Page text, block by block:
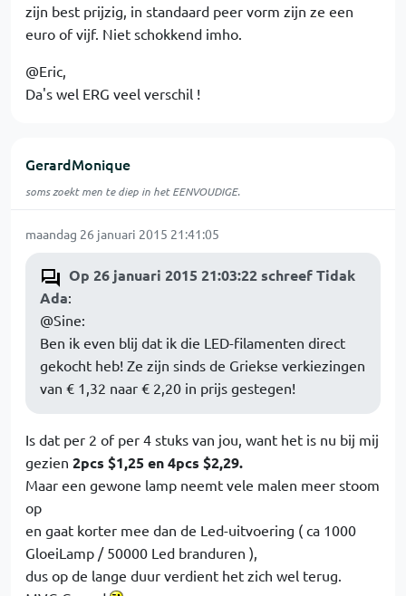
zijn best prijzig, in standaard peer vorm zijn ze een
euro of vijf. Niet schokkend imho.
@Eric,
Da's wel ERG veel verschil !
GerardMonique
soms zoekt men te diep in het EENVOUDIGE.
maandag 26 januari 2015 21:41:05
Op 26 januari 2015 21:03:22 schreef Tidak
Ada:
@Sine:
Ben ik even blij dat ik die LED-filamenten direct
gekocht heb! Ze zijn sinds de Griekse verkiezingen
van € 1,32 naar € 2,20 in prijs gestegen!
Is dat per 2 of per 4 stuks van jou, want het is nu bij mij
gezien 2pcs $1,25 en 4pcs $2,29.
Maar een gewone lamp neemt vele malen meer stoom
op
en gaat korter mee dan de Led-uitvoering ( ca 1000
GloeiLamp / 50000 Led branduren ),
dus op de lange duur verdient het zich wel terug.